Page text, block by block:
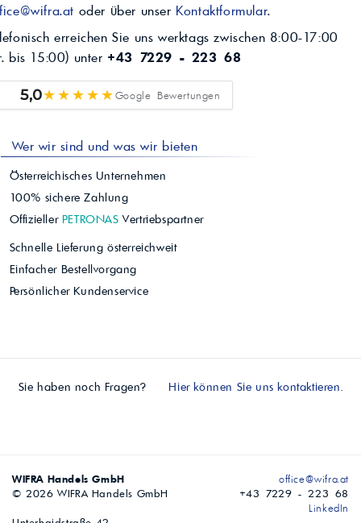
oder über unser Kontaktformular.
erreichen Sie uns werktags zwischen 8:00-17:00
bis 15:00) unter +43 7229 - 223 68
5,0★★★★★Google Bewertungen
Wer wir sind und was wir bieten
Österreichisches Unternehmen
100% sichere Zahlung
Offizieller PETRONAS Vertriebspartner
Schnelle Lieferung österreichweit
Einfacher Bestellvorgang
Persönlicher Kundenservice
Sie haben noch Fragen? Hier können Sie uns kontaktieren.
WIFRA Handels GmbH
© 2026 WIFRA Handels GmbH
office@wifra.at
+43 7229 - 223 68
LinkedIn